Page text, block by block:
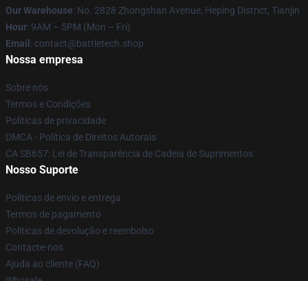
Our Warehouse: No. 2828 Zhongshan Avenue, Heping District, Tianjin
Hour: 9AM – 5PM (Mon – Fri)
Email : contact@battletech.shop
Nossa empresa
Sobre nós
Termos e Condições
Políticas de privacidade
DMCA - Política de Direitos Autorais
CA SB657: Lei de Transparência de Cadeia de Suprimentos
Nosso Suporte
Políticas de envio e entrega
Termos de pagamento
Políticas de devolução e reembolso
Contacte-nos
Ajuda ao cliente (FAQ)